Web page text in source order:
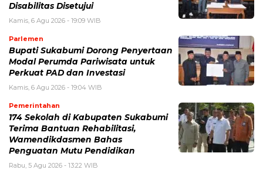
Disabilitas Disetujui
Kamis, 6 Agu 2026 - 19:09 WIB
Parlemen
Bupati Sukabumi Dorong Penyertaan
Modal Perumda Pariwisata untuk
Perkuat PAD dan Investasi
Kamis, 6 Agu 2026 - 19:04 WIB
Pemerintahan
174 Sekolah di Kabupaten Sukabumi
Terima Bantuan Rehabilitasi,
Wamendikdasmen Bahas
Penguatan Mutu Pendidikan
Rabu, 5 Agu 2026 - 13:22 WIB